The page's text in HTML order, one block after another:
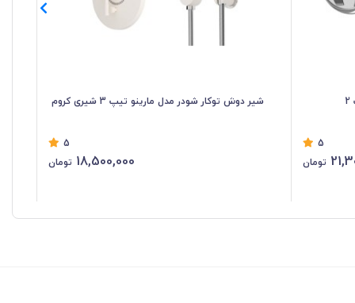
5
تومان
شیر دوش توکار شودر مدل مارینو تیپ 3 شیری کروم
5
18,500,000 تومان